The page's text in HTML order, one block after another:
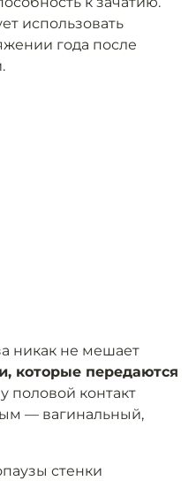
использовать
года после
никак не мешает
которые передаются
половой контакт
— вагинальный,
стенки